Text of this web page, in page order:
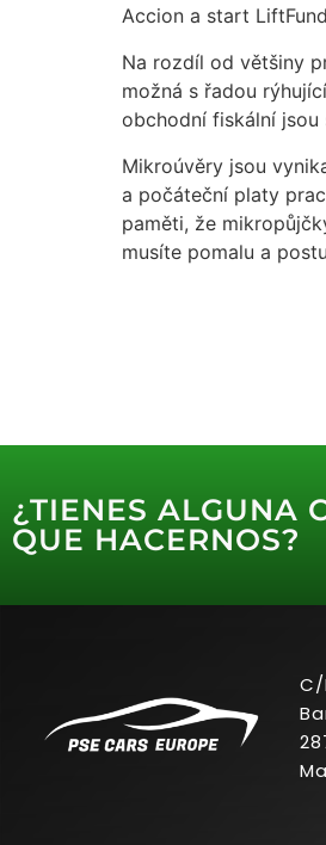
Accion a start
Na rozdíl od většiny
možná s řadou
obchodní fiskální
Mikroúvěry jsou
a počáteční platy
paměti, že
musíte pomalu a
¿TIENES ALGUNA
QUE HACERNOS?